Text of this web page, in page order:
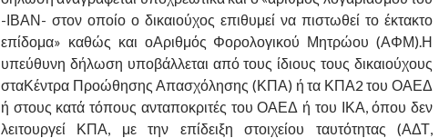
-ΙΒΑΝ- στον οποίο ο δικαιούχος επιθυμεί να πιστωθεί το έκτακτο
επίδομα» καθώς και οΑριθμός Φορολογικού Μητρώου (ΑΦΜ).Η
υπεύθυνη δήλωση υποβάλλεται από τους ίδιους τους δικαιούχους
σταΚέντρα Προώθησης Απασχόλησης (ΚΠΑ) ή τα ΚΠΑ2 του ΟΑΕΔ
ή στους κατά τόπους ανταποκριτές του ΟΑΕΔ ή του ΙΚΑ, όπου δεν
λειτουργεί ΚΠΑ, με την επίδειξη στοιχείου ταυτότητας (ΑΔΤ,